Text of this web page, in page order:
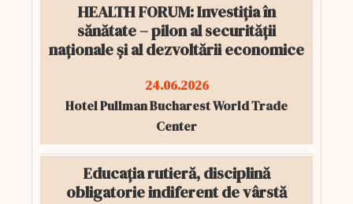
HEALTH FORUM: Investiția în
sănătate – pilon al securității
naționale și al dezvoltării economice
24.06.2026
Hotel Pullman Bucharest World Trade
Center
Educația rutieră, disciplină
obligatorie indiferent de vârstă